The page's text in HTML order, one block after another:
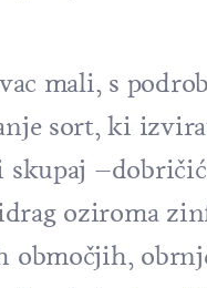
mali, s
sort, ki
oziroma
območjih,